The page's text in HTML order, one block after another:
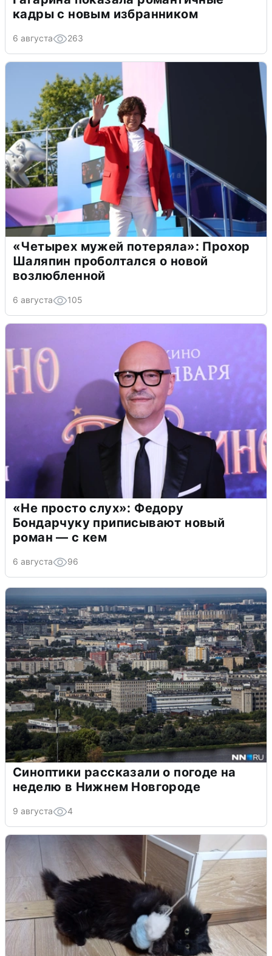
кадры с новым избранником
6 августа 263
«Четырех мужей потеряла»: Прохор
Шаляпин проболтался о новой
возлюбленной
6 августа 105
«Не просто слух»: Федору
Бондарчуку приписывают новый
роман — с кем
6 августа 96
Синоптики рассказали о погоде на
неделю в Нижнем Новгороде
9 августа 4